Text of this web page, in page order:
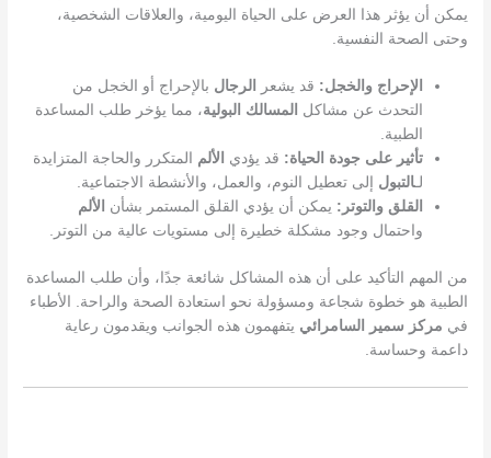
يمكن أن يؤثر هذا العرض على الحياة اليومية، والعلاقات الشخصية،
وحتى الصحة النفسية.
الإحراج والخجل: قد يشعر الرجال بالإحراج أو الخجل من
التحدث عن مشاكل المسالك البولية، مما يؤخر طلب المساعدة
الطبية.
تأثير على جودة الحياة: قد يؤدي الألم المتكرر والحاجة المتزايدة
لـالتبول إلى تعطيل النوم، والعمل، والأنشطة الاجتماعية.
القلق والتوتر: يمكن أن يؤدي القلق المستمر بشأن
الألم
واحتمال وجود مشكلة خطيرة إلى مستويات عالية من التوتر.
من المهم التأكيد على أن هذه المشاكل شائعة جدًا، وأن طلب المساعدة
الطبية هو خطوة شجاعة ومسؤولة نحو استعادة الصحة والراحة. الأطباء
في مركز سمير السامرائي يتفهمون هذه الجوانب ويقدمون رعاية
داعمة وحساسة.